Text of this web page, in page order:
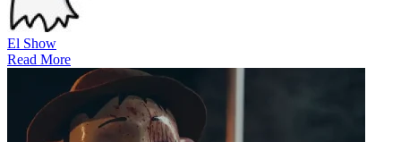
El Show
Read More